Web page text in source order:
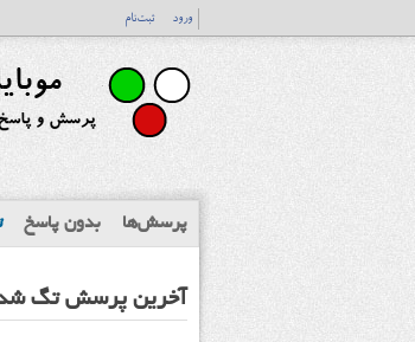
ورود ثبت‌نام
پرسش‌ها بدون پاسخ
آخرین پرسش تگ شده